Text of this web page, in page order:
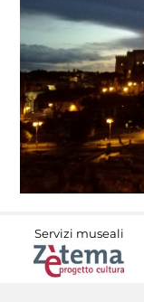
Servizi museali